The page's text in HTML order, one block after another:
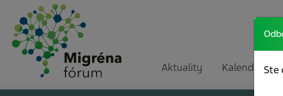
Aktuality KalendárSte